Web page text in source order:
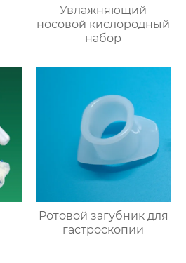
Увлажняющий
носовой кислородный
набор
Ротовой загубник для
гастроскопии